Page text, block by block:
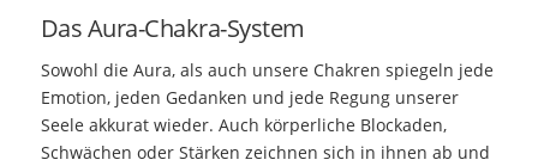
Das Aura-Chakra-System
Sowohl die Aura, als auch unsere Chakren spiegeln jede
Emotion, jeden Gedanken und jede Regung unserer
Seele akkurat wieder. Auch körperliche Blockaden,
Schwächen oder Stärken zeichnen sich in ihnen ab und